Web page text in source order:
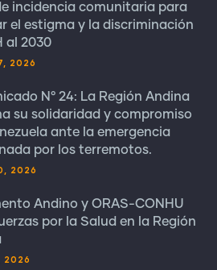
incidencia comunitaria para
el estigma y la discriminación
al 2030
2026
N° 24: La Región Andina
su solidaridad y compromiso
ante la emergencia
por los terremotos.
2026
Andino y ORAS-CONHU
por la Salud en la Región
2026